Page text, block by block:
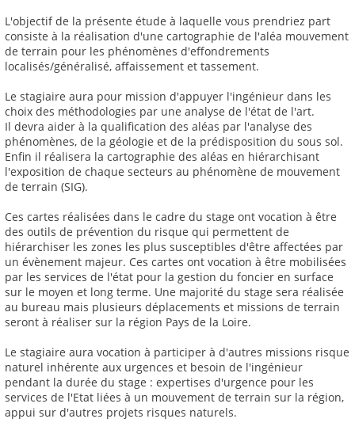
L'objectif de la présente étude à laquelle vous prendriez part
consiste à la réalisation d'une cartographie de l'aléa mouvement
de terrain pour les phénomènes d'effondrements
localisés/généralisé, affaissement et tassement.
Le stagiaire aura pour mission d'appuyer l'ingénieur dans les
choix des méthodologies par une analyse de l'état de l'art.
Il devra aider à la qualification des aléas par l'analyse des
phénomènes, de la géologie et de la prédisposition du sous sol.
Enfin il réalisera la cartographie des aléas en hiérarchisant
l'exposition de chaque secteurs au phénomène de mouvement
de terrain (SIG).
Ces cartes réalisées dans le cadre du stage ont vocation à être
des outils de prévention du risque qui permettent de
hiérarchiser les zones les plus susceptibles d'être affectées par
un évènement majeur. Ces cartes ont vocation à être mobilisées
par les services de l'état pour la gestion du foncier en surface
sur le moyen et long terme. Une majorité du stage sera réalisée
au bureau mais plusieurs déplacements et missions de terrain
seront à réaliser sur la région Pays de la Loire.
Le stagiaire aura vocation à participer à d'autres missions risque
naturel inhérente aux urgences et besoin de l'ingénieur
pendant la durée du stage : expertises d'urgence pour les
services de l'Etat liées à un mouvement de terrain sur la région,
appui sur d'autres projets risques naturels.